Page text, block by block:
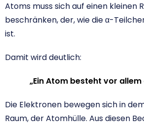
Atoms muss sich auf einen kleinen
beschränken, der, wie die α-
ist.
Damit wird deutlich:
„Ein Atom besteht vor allem
Die Elektronen bewegen sich in
Raum, der Atomhülle. Aus diesen